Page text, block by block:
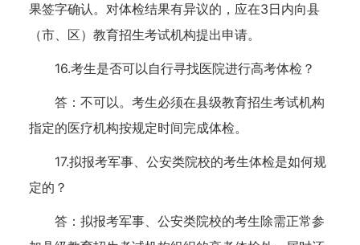
果签字确认。对体检结果有异议的，应在3日内向县
（市、区）教育招生考试机构提出申请。
16.考生是否可以自行寻找医院进行高考体检？
答：不可以。考生必须在县级教育招生考试机构
指定的医疗机构按规定时间完成体检。
17.拟报考军事、公安类院校的考生体检是如何规
定的？
答：拟报考军事、公安类院校的考生除需正常参